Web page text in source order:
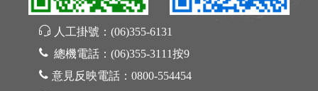
人工掛號： (06)355-6131
總機電話： (06)355-3111按9
意見反映電話： 0800-554454